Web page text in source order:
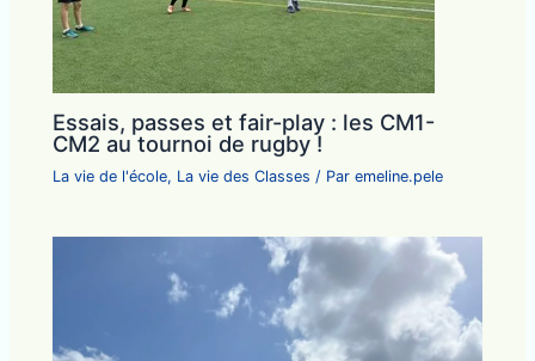
Essais, passes et fair-play : les CM1-
CM2 au tournoi de rugby !
La vie de l'école, La vie des Classes / Paremeline.pele